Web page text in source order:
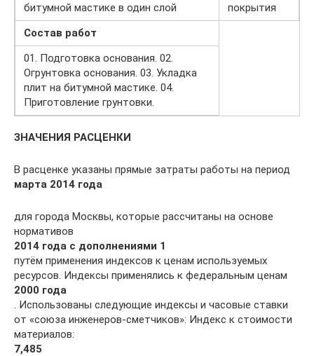
битумной мастике в один слой
покрытия
Состав работ
01. Подготовка основания. 02.
Огрунтовка основания. 03. Укладка
плит на битумной мастике. 04.
Приготовление грунтовки.
ЗНАЧЕНИЯ РАСЦЕНКИ
В расценке указаны прямые затраты работы на период
марта 2014 года
для города Москвы, которые рассчитаны на основе
нормативов
2014 года с дополнениями 1
путём применения индексов к ценам используемых
ресурсов. Индексы применялись к федеральным ценам
2000 года
. Использованы следующие индексы и часовые ставки
от «союза инженеров-сметчиков»: Индекс к стоимости
материалов:
7,485